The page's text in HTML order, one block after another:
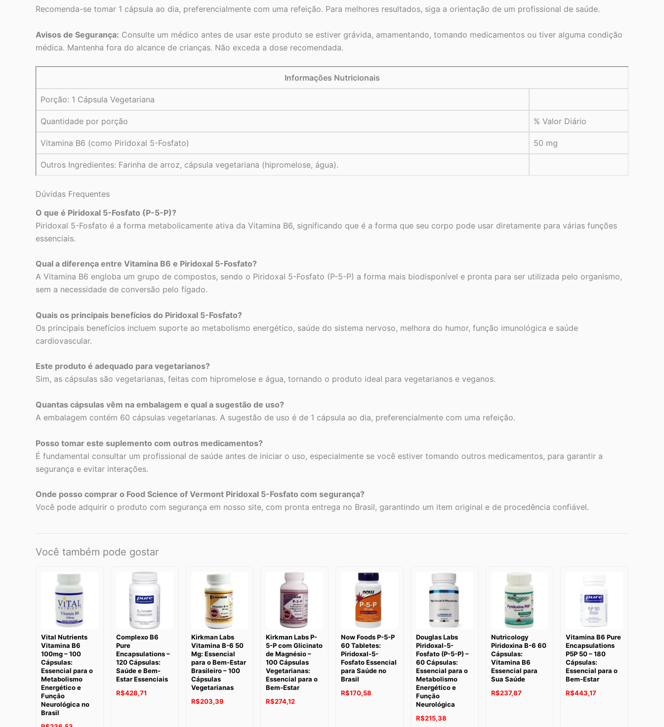
Recomenda-se tomar 1 cápsula ao dia, preferencialmente com uma refeição. Para melhores resultados, siga a orientação de um profissional de saúde.
Avisos de Segurança: Consulte um médico antes de usar este produto se estiver grávida, amamentando, tomando medicamentos ou tiver alguma condição
médica. Mantenha fora do alcance de crianças. Não exceda a dose recomendada.
Informações Nutricionais
Porção: 1 Cápsula Vegetariana
Quantidade por porção % Valor Diário
Vitamina B6 (como Piridoxal 5-Fosfato) 50 mg
Outros Ingredientes: Farinha de arroz, cápsula vegetariana (hipromelose, água).
Dúvidas Frequentes
O que é Piridoxal 5-Fosfato (P-5-P)?
Piridoxal 5-Fosfato é a forma metabolicamente ativa da Vitamina B6, significando que é a forma que seu corpo pode usar diretamente para várias funções
essenciais.
Qual a diferença entre Vitamina B6 e Piridoxal 5-Fosfato?
A Vitamina B6 engloba um grupo de compostos, sendo o Piridoxal 5-Fosfato (P-5-P) a forma mais biodisponível e pronta para ser utilizada pelo organismo,
sem a necessidade de conversão pelo fígado.
Quais os principais benefícios do Piridoxal 5-Fosfato?
Os principais benefícios incluem suporte ao metabolismo energético, saúde do sistema nervoso, melhora do humor, função imunológica e saúde
cardiovascular.
Este produto é adequado para vegetarianos?
Sim, as cápsulas são vegetarianas, feitas com hipromelose e água, tornando o produto ideal para vegetarianos e veganos.
Quantas cápsulas vêm na embalagem e qual a sugestão de uso?
A embalagem contém 60 cápsulas vegetarianas. A sugestão de uso é de 1 cápsula ao dia, preferencialmente com uma refeição.
Posso tomar este suplemento com outros medicamentos?
É fundamental consultar um profissional de saúde antes de iniciar o uso, especialmente se você estiver tomando outros medicamentos, para garantir a
segurança e evitar interações.
Onde posso comprar o Food Science of Vermont Piridoxal 5-Fosfato com segurança?
Você pode adquirir o produto com segurança em nosso site, com pronta entrega no Brasil, garantindo um item original e de procedência confiável.
Você também pode gostar
Vital Nutrients
Vitamina B6
100mg – 100
Cápsulas:
Essencial para o
Metabolismo
Energético e
Função
Neurológica no
Brasil
Complexo B6
Pure
Encapsulations –
120 Cápsulas:
Saúde e Bem-
Estar Essenciais
R$428,71
Kirkman Labs
Vitamina B-6 50
Mg: Essencial
para o Bem-Estar
Brasileiro – 100
Cápsulas
Vegetarianas
R$203,39
Kirkman Labs P-
5-P com Glicinato
de Magnésio –
100 Cápsulas
Vegetarianas:
Essencial para o
Bem-Estar
R$274,12
Now Foods P-5-P
60 Tabletes:
Piridoxal-5-
Fosfato Essencial
para Saúde no
Brasil
R$170,58
Douglas Labs
Piridoxal-5-
Fosfato (P-5-P) –
60 Cápsulas:
Essencial para o
Metabolismo
Energético e
Função
Neurológica
R$215,38
Nutricology
Piridoxina B-6 60
Cápsulas:
Vitamina B6
Essencial para
Sua Saúde
R$237,87
Vitamina B6 Pure
Encapsulations
P5P 50 – 180
Cápsulas:
Essencial para o
Bem-Estar
R$443,17